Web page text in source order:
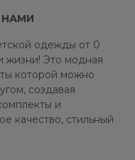
НАМИ
одежды от 0
жизни! Это модная
которой можно
создавая
и
качество, стильный